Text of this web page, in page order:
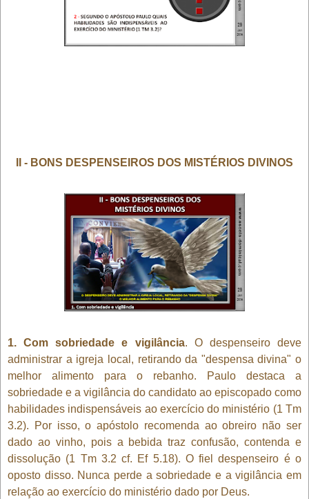
II - BONS DESPENSEIROS DOS MISTÉRIOS DIVINOS
1. Com sobriedade e vigilância. O despenseiro deve
administrar a igreja local, retirando da "despensa divina" o
melhor alimento para o rebanho. Paulo destaca a
sobriedade e a vigilância do candidato ao episcopado como
habilidades indispensáveis ao exercício do ministério (1 Tm
3.2). Por isso, o apóstolo recomenda ao obreiro não ser
dado ao vinho, pois a bebida traz confusão, contenda e
dissolução (1 Tm 3.2 cf. Ef 5.18). O fiel despenseiro é o
oposto disso. Nunca perde a sobriedade e a vigilância em
relação ao exercício do ministério dado por Deus.